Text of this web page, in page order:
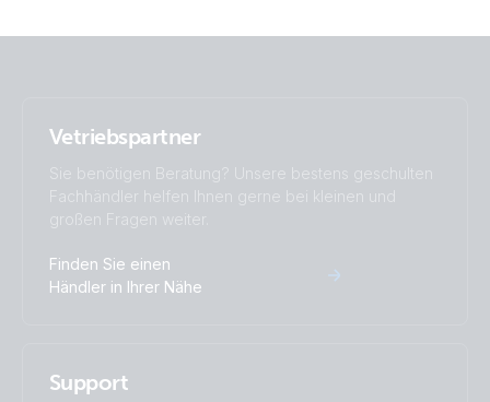
Vetriebspartner
Sie benötigen Beratung? Unsere bestens geschulten
Fachhändler helfen Ihnen gerne bei kleinen und
großen Fragen weiter.
Finden Sie einen
Händler in Ihrer Nähe
Support